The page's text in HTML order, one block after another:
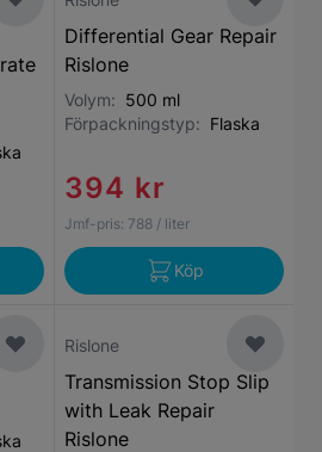
Differential Gear Repair
Rislone
Volym: 500 ml
Förpackningstyp: Flaska
394 kr
Jmf-pris: 788 / liter
Köp
Rislone
Transmission Stop Slip
with Leak Repair
Rislone